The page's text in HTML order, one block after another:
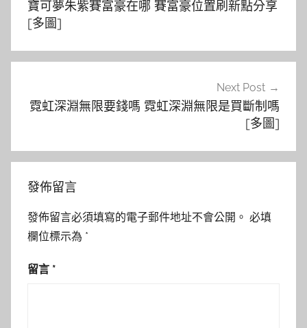
覽
寶可夢朱紫賽富豪在哪 賽富豪位置刷新點分享
[多圖]
Next Post
霓虹深淵無限要錢嗎 霓虹深淵無限是買斷制嗎
[多圖]
發佈留言
發佈留言必須填寫的電子郵件地址不會公開。 必填
欄位標示為 *
留言 *